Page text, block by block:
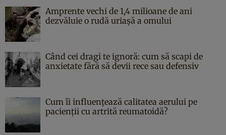
Amprente vechi de 1,4 milioane de ani
dezvăluie o rudă uriașă a omului
Când cei dragi te ignoră: cum să scapi de
anxietate fără să devii rece sau defensiv
Cum îi influențează calitatea aerului pe
pacienții cu artrită reumatoidă?